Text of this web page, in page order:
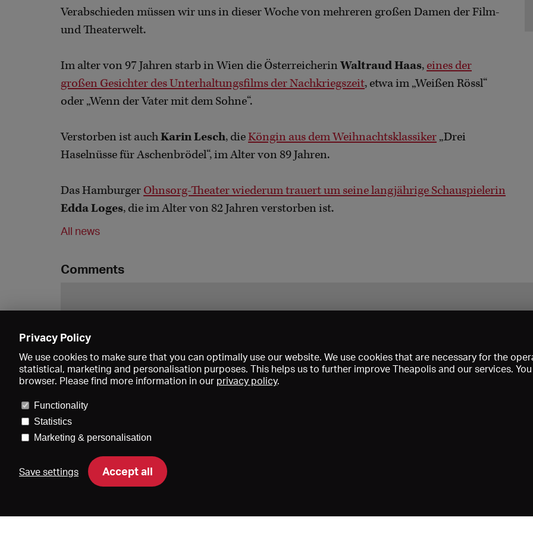
Verabschieden müssen wir uns in dieser Woche von mehreren großen Damen der Film-
und Theaterwelt.
Im alter von 97 Jahren starb in Wien die ÖsterreicherinWaltraud Haas, eines der
großen Gesichter des Unterhaltungsfilms der Nachkriegszeit, etwa im „Weißen Rössl“
oder „Wenn der Vater mit dem Sohne“.
Verstorben ist auchKarin Lesch, dieKöngin aus dem Weihnachtsklassiker „Drei
Haselnüsse für Aschenbrödel“, im Alter von 89 Jahren.
Das Hamburger Ohnsorg-Theater wiederum trauert um seine langjährige Schauspielerin
Edda Loges, die im Alter von 82 Jahren verstorben ist.
All news
Comments
Privacy Policy
We use cookies to make sure that you can optimally use our website. We use cookies that are necessary for the
statistical, marketing and personalisation purposes. This helps us to further improve Theapolis and our services.
browser. Please find more information in our privacy policy.
Functionality
Statistics
Marketing & personalisation
Save settings Accept all